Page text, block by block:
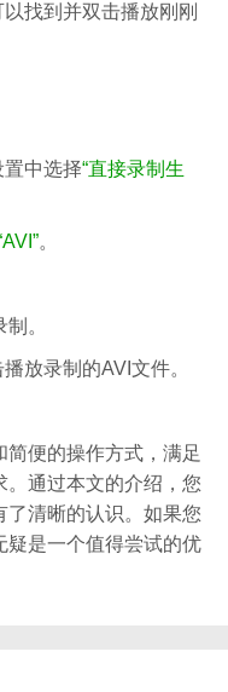
找到并双击播放刚刚
中选择“直接录制生
。
。
放录制的AVI文件。
简便的操作方式，满足
。通过本文的介绍，您
了清晰的认识。如果您
疑是一个值得尝试的优